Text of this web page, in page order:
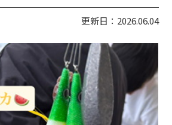
更新日：2026.06.04